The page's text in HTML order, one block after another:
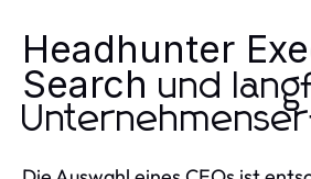
Headhunter
Search und